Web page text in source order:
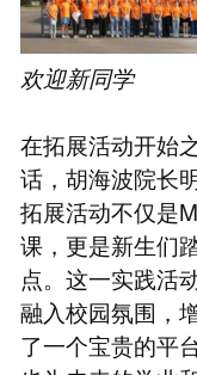
欢迎新同学
在拓展活动开始
话，胡海波院长
拓展活动不仅是
课，更是新生们
点。这一实践活
融入校园氛围，
了一个宝贵的平